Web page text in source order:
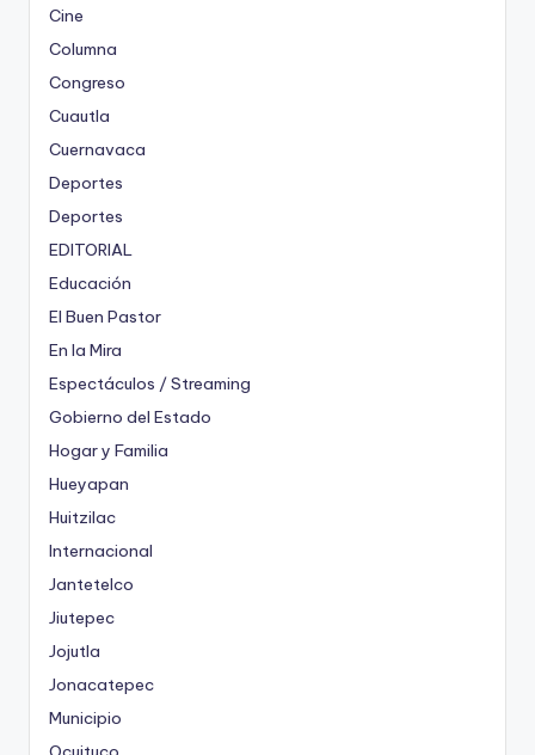
Cine
Columna
Congreso
Cuautla
Cuernavaca
Deportes
Deportes
EDITORIAL
Educación
El Buen Pastor
En la Mira
Espectáculos / Streaming
Gobierno del Estado
Hogar y Familia
Hueyapan
Huitzilac
Internacional
Jantetelco
Jiutepec
Jojutla
Jonacatepec
Municipio